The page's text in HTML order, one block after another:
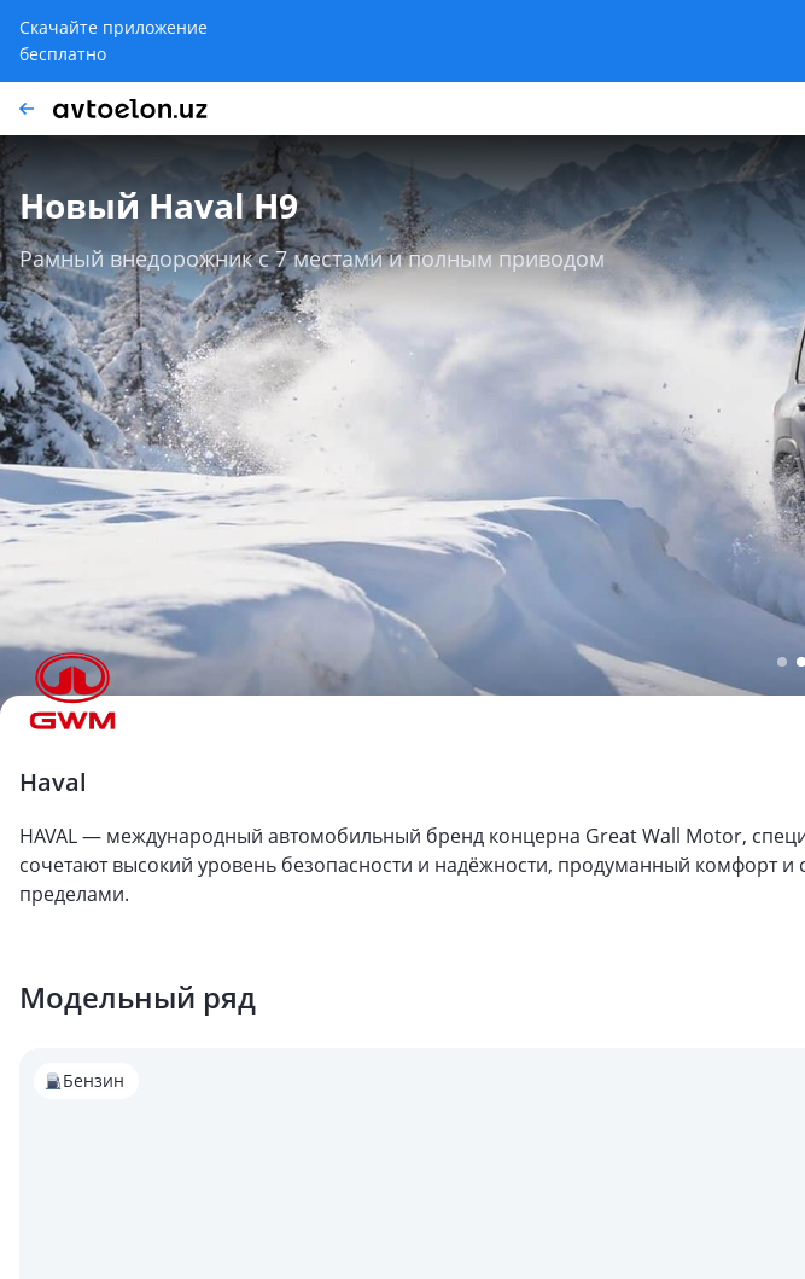
Скачайте приложение
бесплатно
Новый Haval H9
Рамный внедорожник с 7 местами и полным приводом
Haval
HAVAL — международный автомобильный бренд концерна Great Wall Motor,
сочетают высокий уровень безопасности и надёжности, продуманный комфорт и
пределами.
Модельный ряд
Бензин